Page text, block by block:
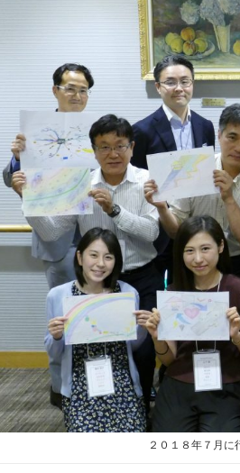
２０１８年７月